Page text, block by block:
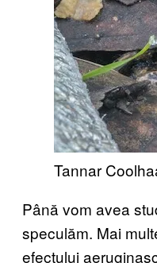
Tannar
Până vom avea
speculăm. Mai
efectului